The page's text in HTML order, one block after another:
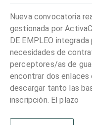
Nueva convocatoria
gestionada por
DE EMPLEO
necesidades de
perceptores/as de
encontrar dos
descargar tanto las
inscripción. El plazo